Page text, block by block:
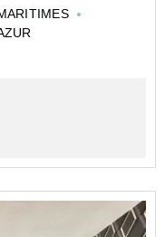
Picasso...